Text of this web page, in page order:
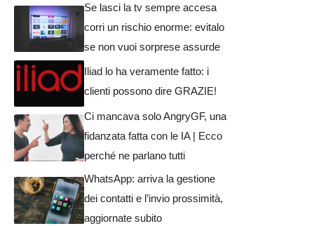
Se lasci la tv sempre accesa
corri un rischio enorme: evitalo
se non vuoi sorprese assurde
Iliad lo ha veramente fatto: i
clienti possono dire GRAZIE!
Ci mancava solo AngryGF, una
fidanzata fatta con le IA | Ecco
perché ne parlano tutti
WhatsApp: arriva la gestione
dei contatti e l’invio prossimità,
aggiornate subito